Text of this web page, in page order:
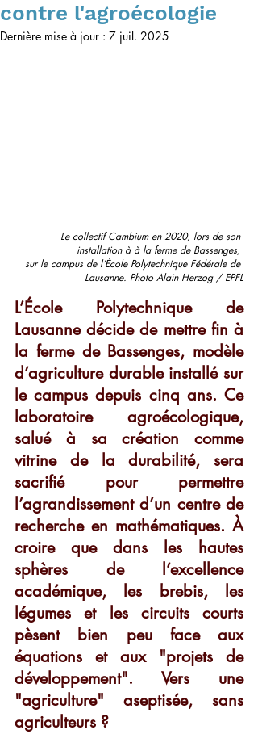
contre l'agroécologie
Dernière mise à jour : 7 juil. 2025
Le collectif Cambium en 2020, lors de son
installation à à la ferme de Bassenges,
sur le campus de l’École Polytechnique Fédérale de
Lausanne. Photo Alain Herzog / EPFL
L’École Polytechnique de
Lausanne décide de mettre fin à
la ferme de Bassenges, modèle
d’agriculture durable installé sur
le campus depuis cinq ans. Ce
laboratoire agroécologique,
salué à sa création comme
vitrine de la durabilité, sera
sacrifié pour permettre
l’agrandissement d’un centre de
recherche en mathématiques. À
croire que dans les hautes
sphères de l’excellence
académique, les brebis, les
légumes et les circuits courts
pèsent bien peu face aux
équations et aux "projets de
développement". Vers une
"agriculture" aseptisée, sans
agriculteurs ?